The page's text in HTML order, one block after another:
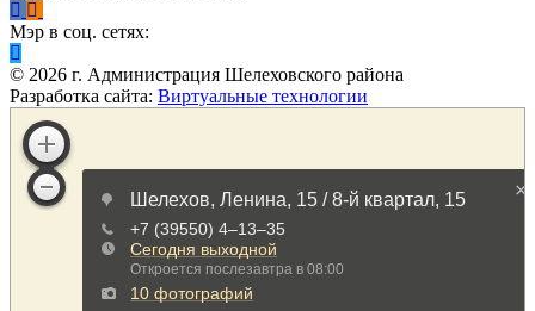
Мэр в соц. сетях:
© 2026 г. Администрация Шелеховского района
Разработка сайта: Виртуальные технологии